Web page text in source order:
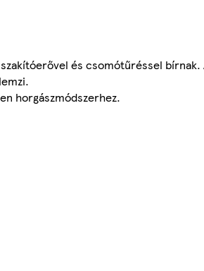
és csomótűréssel
horgászmódszerhez.